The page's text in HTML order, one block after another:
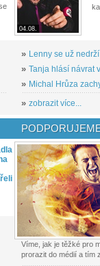
04.08.
» Lenny se už
» Tanja hlásí návrat
» Michal Hrůza
» zobrazit více...
Víme, jak je těžké pro
prorazit do médií a tím